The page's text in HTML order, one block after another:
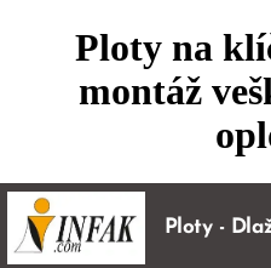
Ploty na
montáž
Ploty -